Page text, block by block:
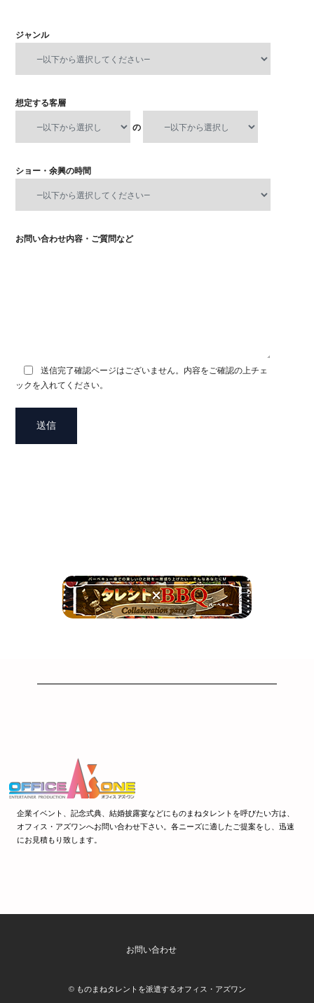
ジャンル
想定する客層
の
ショー・余興の時間
お問い合わせ内容・ご質問など
送信完了確認ページはございません。内容をご確認の上チェ
ックを入れてください。
企業イベント、記念式典、結婚披露宴などにものまねタレントを呼びたい方は、
オフィス・アズワンへお問い合わせ下さい。各ニーズに適したご提案をし、迅速
にお見積もり致します。
お問い合わせ
© ものまねタレントを派遣するオフィス・アズワン